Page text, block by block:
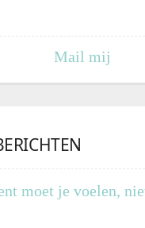
Mail mij
moet je voelen,